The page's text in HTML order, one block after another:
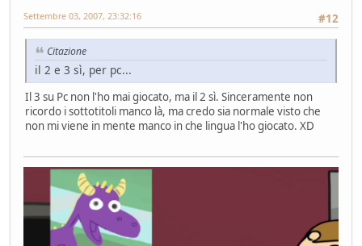
#12
Settembre 03, 2007, 23:32:16
Citazione
il 2 e 3 sì, per pc...
Il 3 su Pc non l'ho mai giocato, ma il 2 sì. Sinceramente non
ricordo i sottotitoli manco là, ma credo sia normale visto che
non mi viene in mente manco in che lingua l'ho giocato. XD